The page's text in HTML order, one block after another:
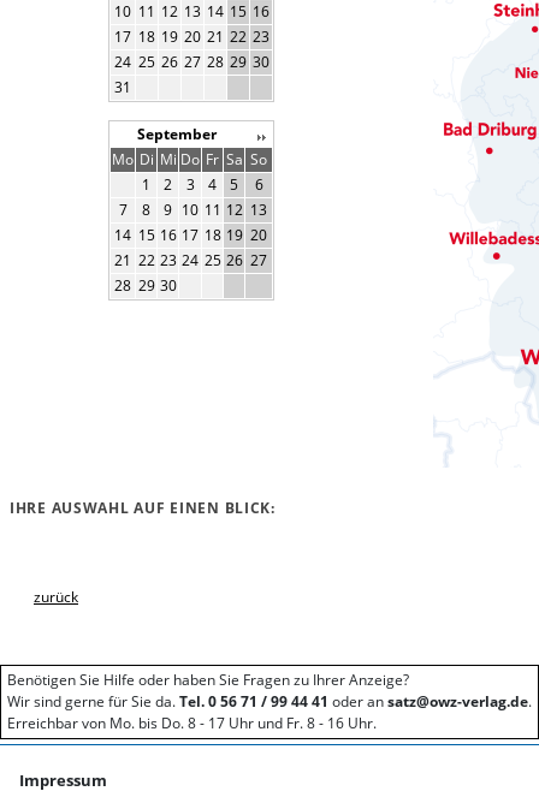
10 11 12 13 14 15 16
17 18 19 20 21 22 23
24 25 26 27 28 29 30
31
September
Mo Di Mi Do Fr Sa So
1
2 3 4 5
6
7
8 9 10 11 12 13
14 15 16 17 18 19 20
21 22 23 24 25 26 27
28 29 30
IHRE AUSWAHL AUF EINEN BLICK:
zurück
Benötigen Sie Hilfe oder haben Sie Fragen zu Ihrer Anzeige?
Wir sind gerne für Sie da.Tel. 0 56 71 / 99 44 41 oder ansatz@owz-verlag.de.
Erreichbar von Mo. bis Do. 8 - 17 Uhr und Fr. 8 - 16 Uhr.
Impressum